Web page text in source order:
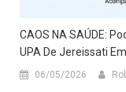
​CAOS NA SAÚDE:
UPA De Jereissati
06/05/2026